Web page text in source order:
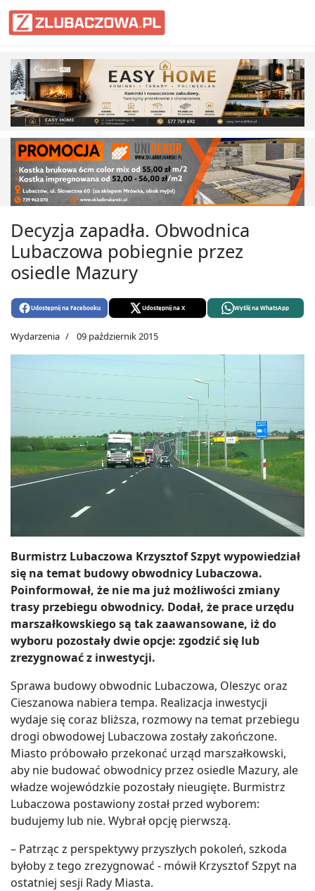
Informacje Lubaczów, powiat
Decyzja zapadła. Obwodnica
Lubaczowa pobiegnie przez
osiedle Mazury
Udostępnij na Facebooku Udostępnij na X Wyślij na WhatsApp
Wydarzenia 09 październik 2015
Burmistrz Lubaczowa Krzysztof Szpyt wypowiedział
się na temat budowy obwodnicy Lubaczowa.
Poinformował, że nie ma już możliwości zmiany
trasy przebiegu obwodnicy. Dodał, że prace urzędu
marszałkowskiego są tak zaawansowane, iż do
wyboru pozostały dwie opcje: zgodzić się lub
zrezygnować z inwestycji.
Sprawa budowy obwodnic Lubaczowa, Oleszyc oraz
Cieszanowa nabiera tempa. Realizacja inwestycji
wydaje się coraz bliższa, rozmowy na temat przebiegu
drogi obwodowej Lubaczowa zostały zakończone.
Miasto próbowało przekonać urząd marszałkowski,
aby nie budować obwodnicy przez osiedle Mazury, ale
władze wojewódzkie pozostały nieugięte. Burmistrz
Lubaczowa postawiony został przed wyborem:
budujemy lub nie. Wybrał opcję pierwszą.
– Patrząc z perspektywy przyszłych pokoleń, szkoda
byłoby z tego zrezygnować - mówił Krzysztof Szpyt na
ostatniej sesji Rady Miasta.